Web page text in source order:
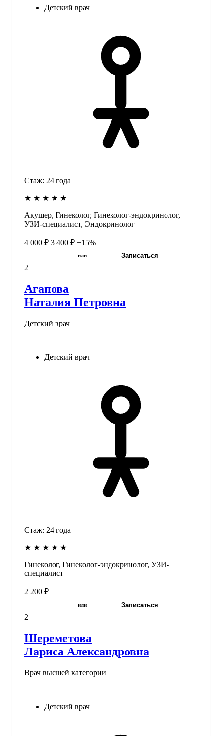
Детский врач
Стаж: 24 года
★ ★ ★ ★ ★
Акушер, Гинеколог, Гинеколог-эндокринолог,
УЗИ-специалист, Эндокринолог
4 000 ₽ 3 400 ₽ −15%
или Записаться
2
Агапова
Наталия Петровна
Детский врач
Детский врач
Стаж: 24 года
★ ★ ★ ★ ★
Гинеколог, Гинеколог-эндокринолог, УЗИ-
специалист
2 200 ₽
или Записаться
2
Шереметова
Лариса Александровна
Врач высшей категории
Детский врач